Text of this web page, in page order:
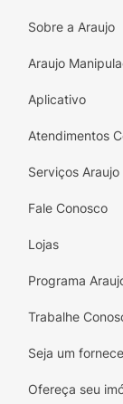
Sobre a Araujo
Araujo
Aplicativo
Atendimentos
Serviços Araujo
Fale Conosco
Lojas
Programa
Trabalhe
Seja um
Ofereça seu